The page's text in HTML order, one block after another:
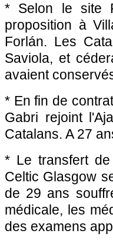
* Selon le site
proposition à
Forlán. Les
Saviola, et
avaient
* En fin de
Gabri rejoint
Catalans. A 27
* Le transfert
Celtic Glasgow
de 29 ans
médicale, les
des examens